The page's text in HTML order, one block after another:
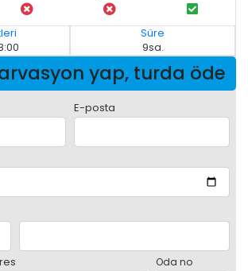
Süre
9sa.
yap, turda öde
E-posta
Oda no